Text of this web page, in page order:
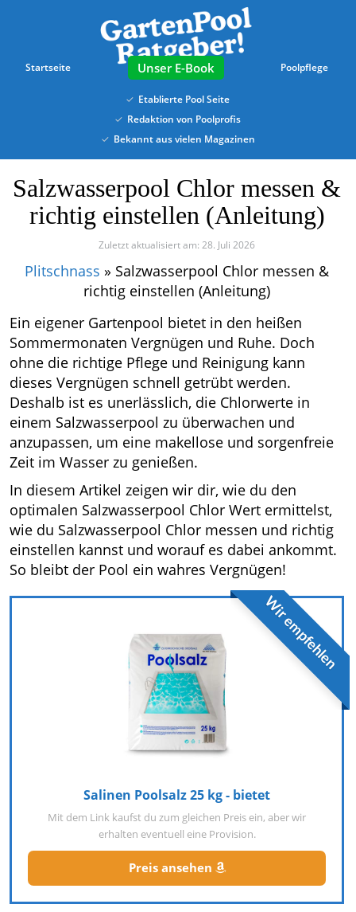
content
Startseite Poolpflege
E-Book
Etablierte Pool Seite
Redaktion von Poolprofis
Bekannt aus vielen Magazinen
Salzwasserpool Chlor messen &
richtig einstellen (Anleitung)
Zuletzt aktualisiert am: 28. Juli 2026
Plitschnass » Salzwasserpool Chlor messen &
richtig einstellen (Anleitung)
Ein eigener Gartenpool bietet in den heißen
Sommermonaten Vergnügen und Ruhe. Doch
ohne die richtige Pflege und Reinigung kann
dieses Vergnügen schnell getrübt werden.
Deshalb ist es unerlässlich, die Chlorwerte in
einem Salzwasserpool zu überwachen und
anzupassen, um eine makellose und sorgenfreie
Zeit im Wasser zu genießen.
In diesem Artikel zeigen wir dir, wie du den
optimalen Salzwasserpool Chlor Wert ermittelst,
wie du Salzwasserpool Chlor messen und richtig
einstellen kannst und worauf es dabei ankommt.
So bleibt der Pool ein wahres Vergnügen!
Wir empfehlen
Salinen Poolsalz 25 kg - bietet
Mit dem Link kaufst du zum gleichen Preis ein, aber wir
erhalten eventuell eine Provision.
Preis ansehen